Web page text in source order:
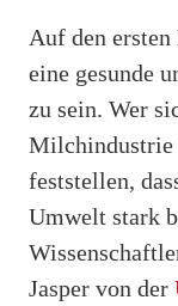
Auf den
eine gesunde
zu sein. Wer
Milchindustrie
feststellen,
Umwelt stark
Jasper von der